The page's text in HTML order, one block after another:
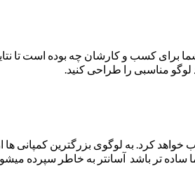
برای کسب و کارشان چه بوده است تا
لوگو مناسبی را طراحی کنید.
تر باشد آسانتر به خاطر سپرده